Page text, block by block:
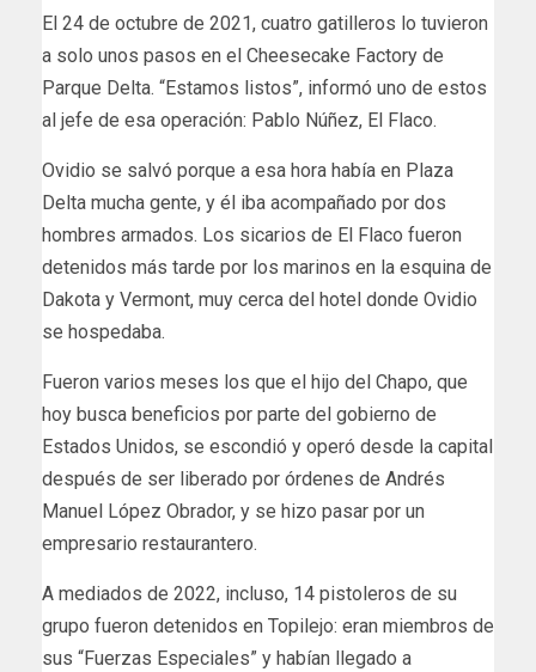
El 24 de octubre de 2021, cuatro gatilleros lo tuvieron
a solo unos pasos en el Cheesecake Factory de
Parque Delta. “Estamos listos”, informó uno de estos
al jefe de esa operación: Pablo Núñez, El Flaco.
Ovidio se salvó porque a esa hora había en Plaza
Delta mucha gente, y él iba acompañado por dos
hombres armados. Los sicarios de El Flaco fueron
detenidos más tarde por los marinos en la esquina de
Dakota y Vermont, muy cerca del hotel donde Ovidio
se hospedaba.
Fueron varios meses los que el hijo del Chapo, que
hoy busca beneficios por parte del gobierno de
Estados Unidos, se escondió y operó desde la capital
después de ser liberado por órdenes de Andrés
Manuel López Obrador, y se hizo pasar por un
empresario restaurantero.
A mediados de 2022, incluso, 14 pistoleros de su
grupo fueron detenidos en Topilejo: eran miembros de
sus “Fuerzas Especiales” y habían llegado a